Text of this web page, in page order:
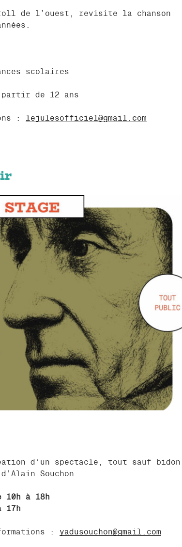
de l’ouest, revisite la chanson
scolaires
de 12 ans
: lejulesofficiel@gmail.com
d’un spectacle, tout sauf bidon,
Souchon.
10h à 18h
17h
: yadusouchon@gmail.com